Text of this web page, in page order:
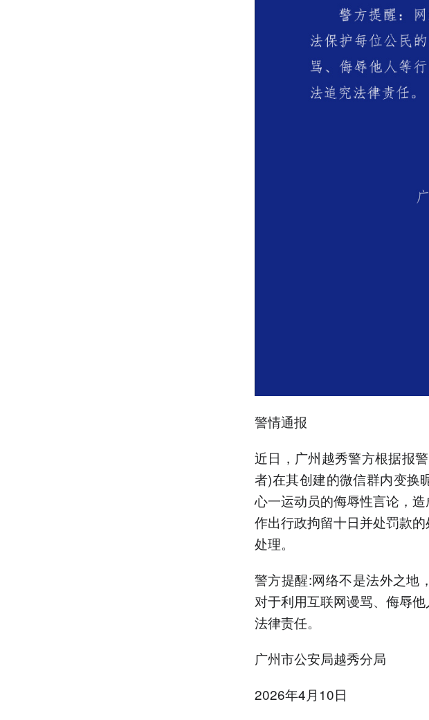
警情通报
近日，广州越秀警方根据报
者)在其创建的微信群内变换
心一运动员的侮辱性言论，
作出行政拘留十日并处罚款
处理。
警方提醒:网络不是法外之地
对于利用互联网谩骂、侮辱
法律责任。
广州市公安局越秀分局
2026年4月10日